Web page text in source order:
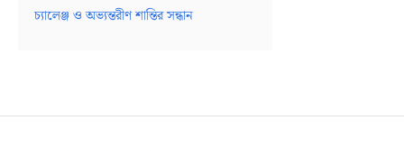
চ্যালেঞ্জ ও অভ্যন্তরীণ শান্তির সন্ধান